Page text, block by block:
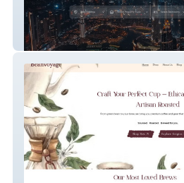
Gulf Bulls